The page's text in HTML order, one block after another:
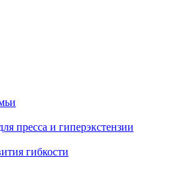
пресса и гиперэкстензии
гибкости